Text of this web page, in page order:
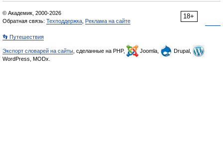
18+
© Академик, 2000-2026
Обратная связь: Техподдержка Реклама на сайте
👣 Путешествия
Экспорт словарей на сайты , сделанные на PHP, Joomla,
Drupal,
WordPress, MODx.